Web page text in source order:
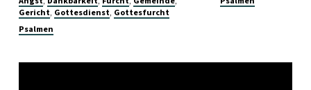
50,1-
23
Gericht, Gottesdienst, Gottesfurcht
Psalmen